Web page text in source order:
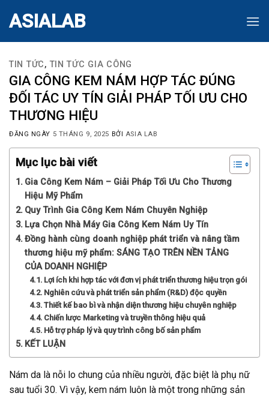
ASIALAB
TIN TỨC,TIN TỨC GIA CÔNG
GIA CÔNG KEM NÁM HỢP TÁC ĐÚNG
ĐỐI TÁC UY TÍN GIẢI PHÁP TỐI ƯU CHO
THƯƠNG HIỆU
ĐĂNG NGÀY 5 THÁNG 9, 2025 BỞI ASIA LAB
Mục lục bài viết
Gia Công Kem Nám – Giải Pháp Tối Ưu Cho Thương
Hiệu Mỹ Phẩm
Quy Trình Gia Công Kem Nám Chuyên Nghiệp
Lựa Chọn Nhà Máy Gia Công Kem Nám Uy Tín
Đồng hành cùng doanh nghiệp phát triển và nâng tầm
thương hiệu mỹ phẩm: SÁNG TẠO TRÊN NỀN TẢNG
CỦA DOANH NGHIỆP
Lợi ích khi hợp tác với đơn vị phát triển thương hiệu trọn gói
Nghiên cứu và phát triển sản phẩm (R&D) độc quyền
Thiết kế bao bì và nhận diện thương hiệu chuyên nghiệp
Chiến lược Marketing và truyền thông hiệu quả
Hỗ trợ pháp lý và quy trình công bố sản phẩm
KẾT LUẬN
Nám da là nỗi lo chung của nhiều người, đặc biệt là phụ nữ
sau tuổi 30. Vì vậy, kem nám luôn là một trong những sản